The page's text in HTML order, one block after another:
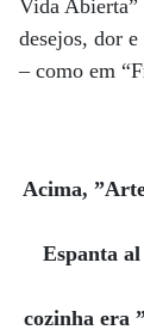
Vida
desejos, dor
– como em
Acima,
Espanta
cozinha era